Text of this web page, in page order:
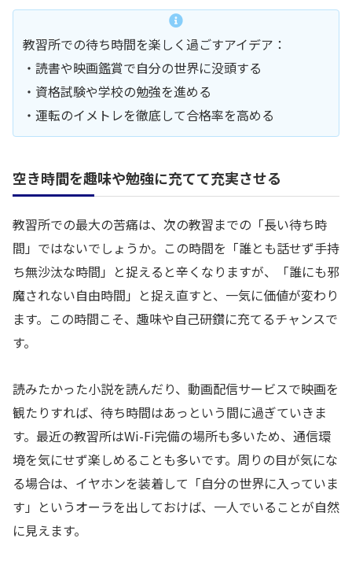
教習所での待ち時間を楽しく過ごすアイデア：
・読書や映画鑑賞で自分の世界に没頭する
・資格試験や学校の勉強を進める
・運転のイメトレを徹底して合格率を高める
空き時間を趣味や勉強に充てて充実させる
教習所での最大の苦痛は、次の教習までの「長い待ち時
間」ではないでしょうか。この時間を「誰とも話せず手持
ち無沙汰な時間」と捉えると辛くなりますが、「誰にも邪
魔されない自由時間」と捉え直すと、一気に価値が変わり
ます。この時間こそ、趣味や自己研鑽に充てるチャンスで
す。
読みたかった小説を読んだり、動画配信サービスで映画を
観たりすれば、待ち時間はあっという間に過ぎていきま
す。最近の教習所はWi-Fi完備の場所も多いため、通信環
境を気にせず楽しめることも多いです。周りの目が気にな
る場合は、イヤホンを装着して「自分の世界に入っていま
す」というオーラを出しておけば、一人でいることが自然
に見えます。